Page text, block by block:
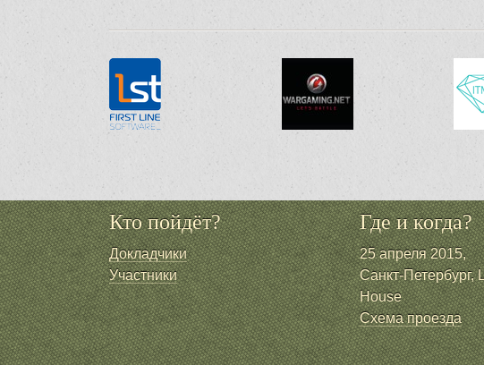
Кто пойдёт?
Докладчики
Участники
Где и когда?
25 апреля 2015,
Санкт-Петербург,
House
Схема проезда